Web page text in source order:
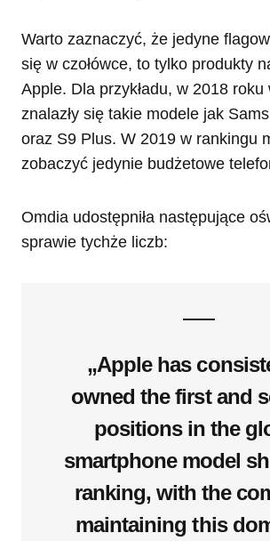
Warto zaznaczyć, że jedyne
się w czołówce, to tylko produkty
Apple. Dla przykładu, w 2018
znalazły się takie modele jak
oraz S9 Plus. W 2019 w rankingu
zobaczyć jedynie budżetowe
Omdia udostępniła następujące
sprawie tychże liczb:
„Apple has
owned the first and
positions in the
smartphone model
ranking, with the
maintaining this